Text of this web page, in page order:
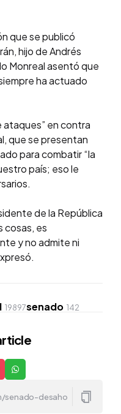
que se publicó
hijo de Andrés
Monreal asentó que
ha actuado
ataques” en contra
que se presentan
para combatir “la
país; eso le
de la República
cosas, es
y no admite ni
19897senado 142